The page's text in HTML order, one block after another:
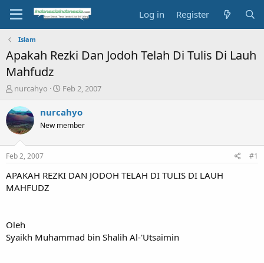
Log in Register
Islam
Apakah Rezki Dan Jodoh Telah Di Tulis Di Lauh
Mahfudz
T
r
e
a
s
t
a
r
t
nurcahyo
S
a
t
e
Feb 2, 2007
nurcahyo
New member
Feb 2, 2007 #1
APAKAH REZKI DAN JODOH TELAH DI TULIS DI LAUH
MAHFUDZ
Oleh
Syaikh Muhammad bin Shalih Al-'Utsaimin